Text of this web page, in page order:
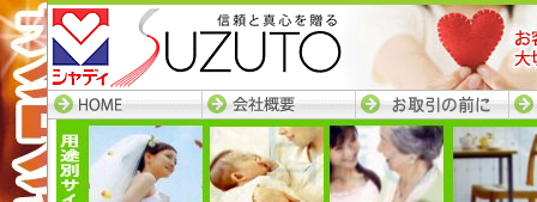
HOME─すず陶トップ
ページ
会社概要 お取引の前に ネ